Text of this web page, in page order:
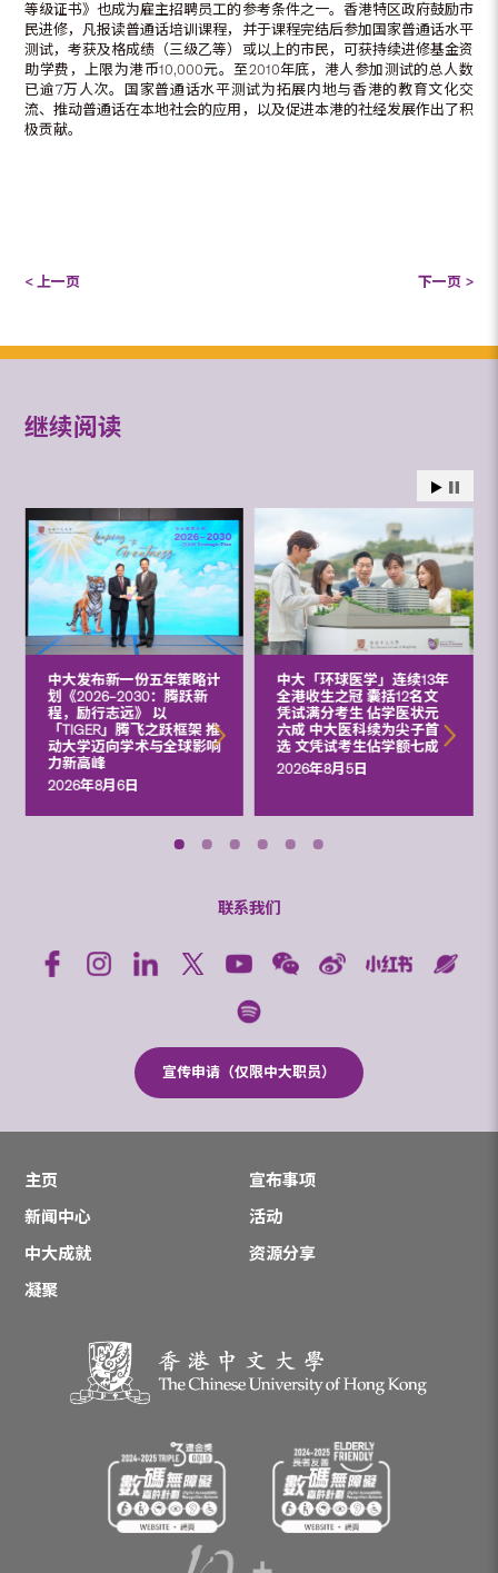
等级证书》也成为雇主招聘员工的参考条件之一。香港特区政府鼓励市
民进修，凡报读普通话培训课程，并于课程完结后参加国家普通话水平
测试，考获及格成绩（三级乙等）或以上的市民，可获持续进修基金资
助学费，上限为港币10,000元。至2010年底，港人参加测试的总人数
已逾7万人次。国家普通话水平测试为拓展内地与香港的教育文化交
流、推动普通话在本地社会的应用，以及促进本港的社经发展作出了积
极贡献。
< 上一页 下一页 >
继续阅读
中大发布新一份五年策略计
划《2026‒2030：腾跃新
程，励行志远》 以
「TIGER」腾飞之跃框架 推
动大学迈向学术与全球影响
力新高峰
2026年8月6日
中大「环球医学」连续13年
全港收生之冠 囊括12名文
凭试满分考生 佔学医状元
六成 中大医科续为尖子首
选 文凭试考生佔学额七成
2026年8月5日
联系我们
宣传申请（仅限中大职员）
主页
宣布事项
新闻中心
活动
中大成就
资源分享
凝聚